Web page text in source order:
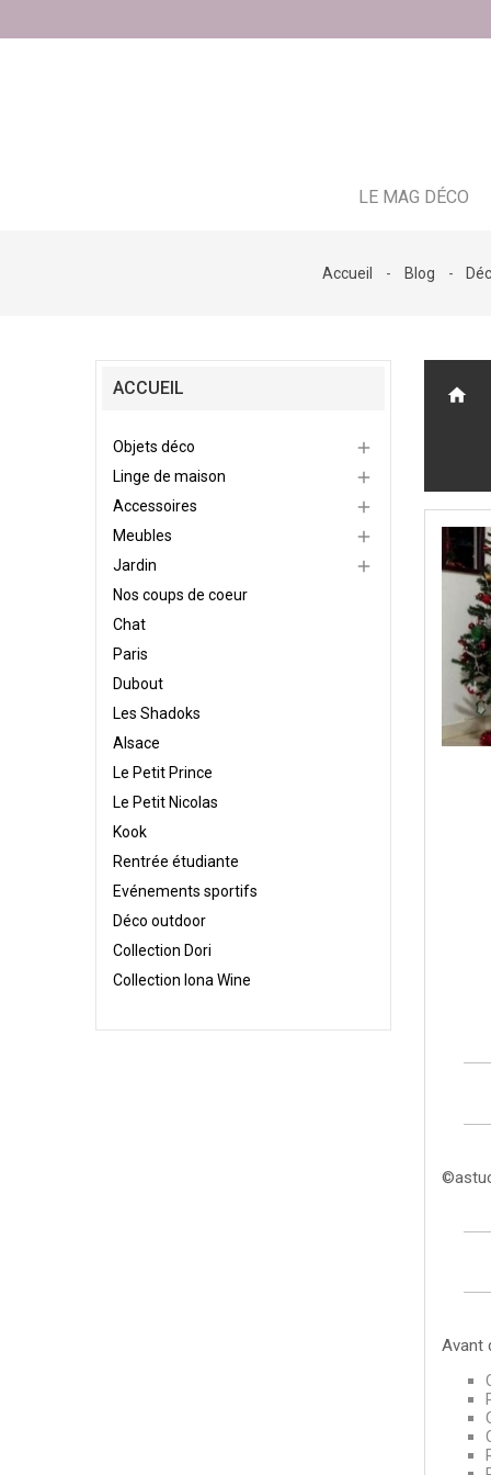
LE MAG DÉCO
Accueil Blog
ACCUEIL
Objets déco 
Linge de maison 
Accessoires 
Meubles 
Jardin 
Nos coups de coeur
Chat
Paris
Dubout
Les Shadoks
Alsace
Le Petit Prince
Le Petit Nicolas
Kook
Rentrée étudiante
Evénements sportifs
Déco outdoor
Collection Dori
Collection Iona Wine
home
Avant